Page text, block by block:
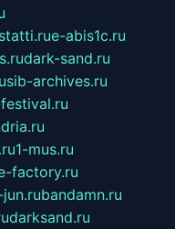
e-abis1c.ru
dark-sand.ru
sib-archives.ru
1-mus.ru
factory.ru
bandamn.ru
darksand.ru